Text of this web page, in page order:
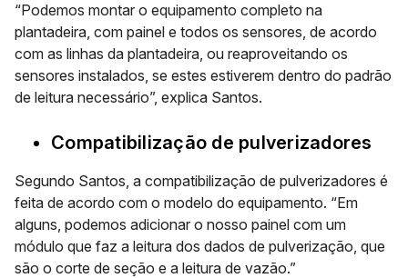
“Podemos montar o equipamento completo na
plantadeira, com painel e todos os sensores, de acordo
com as linhas da plantadeira, ou reaproveitando os
sensores instalados, se estes estiverem dentro do padrão
de leitura necessário”, explica Santos.
Compatibilização de pulverizadores
Segundo Santos, a compatibilização de pulverizadores é
feita de acordo com o modelo do equipamento. “Em
alguns, podemos adicionar o nosso painel com um
módulo que faz a leitura dos dados de pulverização, que
são o corte de seção e a leitura de vazão.”